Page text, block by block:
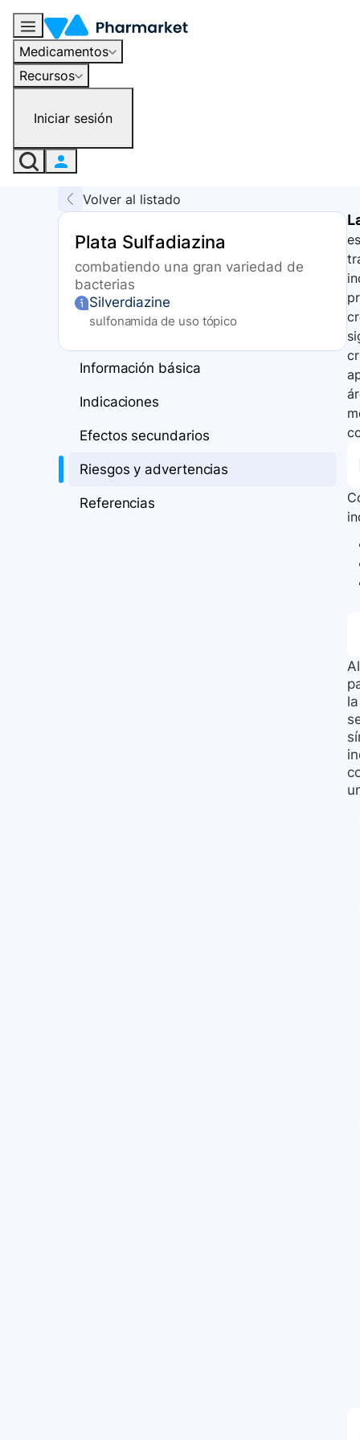
Medicamentos
Recursos
Iniciar sesión
Volver al listado
Plata Sulfadiazina
combatiendo una gran variedad de
bacterias
Silverdiazine
sulfonamida de uso tópico
Información básica
Indicaciones
Efectos secundarios
Riesgos y advertencias
Referencias